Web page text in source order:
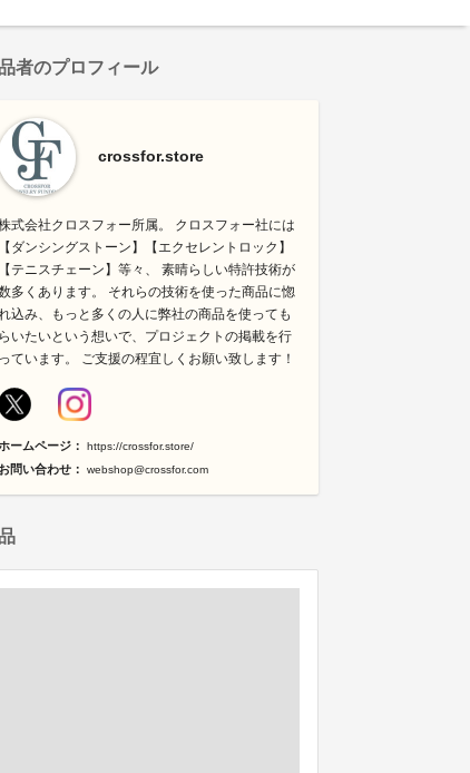
者のプロフィール
crossfor.store
式会社クロスフォー所属。 クロスフォー社には
【ダンシングストーン】【エクセレントロック】
【テニスチェーン】等々、 素晴らしい特許技術が
多くあります。 それらの技術を使った商品に惚
込み、もっと多くの人に弊社の商品を使っても
らいたいという想いで、プロジェクトの掲載を行
っています。 ご支援の程宜しくお願い致します！
ホームページ： https://crossfor.store/
お問い合わせ： webshop@crossfor.com